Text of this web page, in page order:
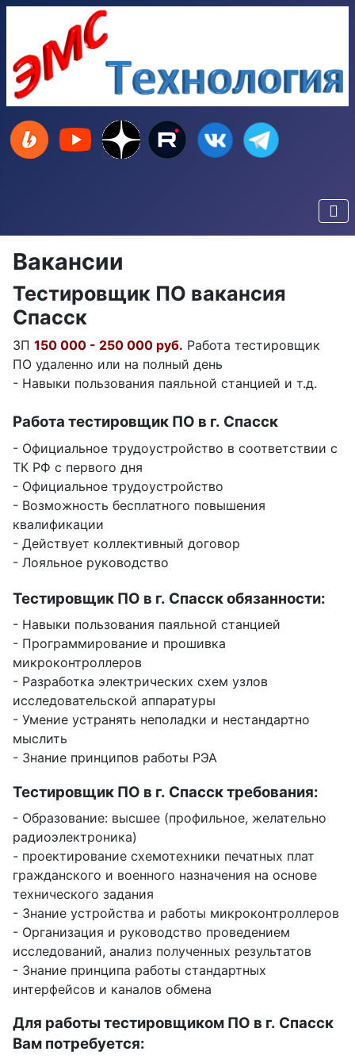
Вакансии
Тестировщик ПО вакансия
Спасск
ЗП 150 000 - 250 000 руб. Работа тестировщик
ПО удаленно или на полный день
- Навыки пользования паяльной станцией и т.д.
Работа тестировщик ПО в г. Спасск
- Официальное трудоустройство в соответствии с
ТК РФ с первого дня
- Официальное трудоустройство
- Возможность бесплатного повышения
квалификации
- Действует коллективный договор
- Лояльное руководство
Тестировщик ПО в г. Спасск обязанности:
- Навыки пользования паяльной станцией
- Программирование и прошивка
микроконтроллеров
- Разработка электрических схем узлов
исследовательской аппаратуры
- Умение устранять неполадки и нестандартно
мыслить
- Знание принципов работы РЭА
Тестировщик ПО в г. Спасск требования:
- Образование: высшее (профильное, желательно
радиоэлектроника)
- проектирование схемотехники печатных плат
гражданского и военного назначения на основе
технического задания
- Знание устройства и работы микроконтроллеров
- Организация и руководство проведением
исследований, анализ полученных результатов
- Знание принципа работы стандартных
интерфейсов и каналов обмена
Для работы тестировщиком ПО в г. Спасск
Вам потребуется: